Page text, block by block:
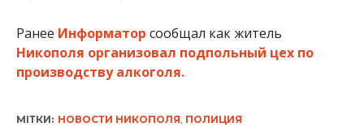
Ранее Информатор сообщал как житель
Никополя организовал подпольный цех по
производству алкоголя.
МІТКИ: НОВОСТИ НИКОПОЛЯ, ПОЛИЦИЯ